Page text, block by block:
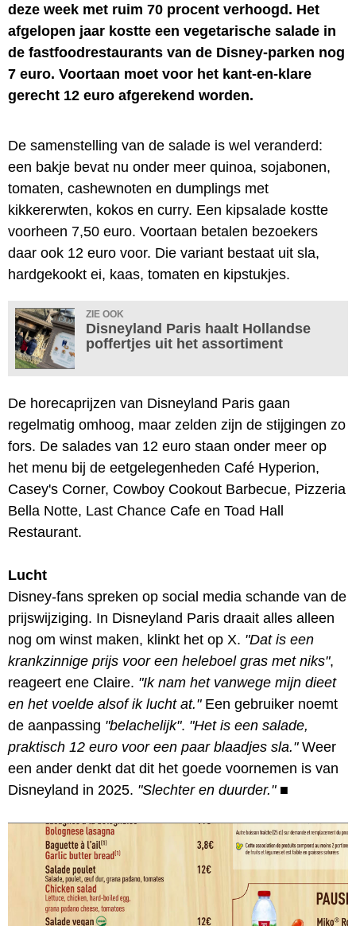
deze week met ruim 70 procent verhoogd. Het
afgelopen jaar kostte een vegetarische salade in
de fastfoodrestaurants van de Disney-parken nog
7 euro. Voortaan moet voor het kant-en-klare
gerecht 12 euro afgerekend worden.
De samenstelling van de salade is wel veranderd:
een bakje bevat nu onder meer quinoa, sojabonen,
tomaten, cashewnoten en dumplings met
kikkererwten, kokos en curry. Een kipsalade kostte
voorheen 7,50 euro. Voortaan betalen bezoekers
daar ook 12 euro voor. Die variant bestaat uit sla,
hardgekookt ei, kaas, tomaten en kipstukjes.
ZIE OOK
Disneyland Paris haalt Hollandse
poffertjes uit het assortiment
De horecaprijzen van Disneyland Paris gaan
regelmatig omhoog, maar zelden zijn de stijgingen zo
fors. De salades van 12 euro staan onder meer op
het menu bij de eetgelegenheden Café Hyperion,
Casey's Corner, Cowboy Cookout Barbecue, Pizzeria
Bella Notte, Last Chance Cafe en Toad Hall
Restaurant.
Lucht
Disney-fans spreken op social media schande van de
prijswijziging. In Disneyland Paris draait alles alleen
nog om winst maken, klinkt het op X. "Dat is een
krankzinnige prijs voor een heleboel gras met niks",
reageert ene Claire. "Ik nam het vanwege mijn dieet
en het voelde alsof ik lucht at."Een gebruiker noemt
de aanpassing "belachelijk". "Het is een salade,
praktisch 12 euro voor een paar blaadjes sla."Weer
een ander denkt dat dit het goede voornemen is van
Disneyland in 2025. "Slechter en duurder." ■